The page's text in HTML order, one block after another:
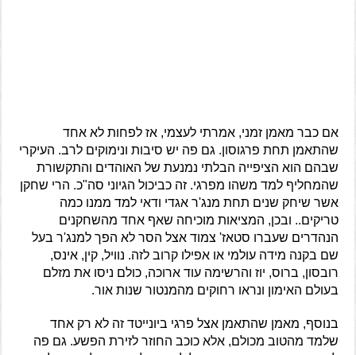
אם כבר מאמן זמני, אמרתי לעצמי, אז לפחות לא אחד
שהתאמן תחת פרגוסון. גם פה יש סיבות ונימוקים לרב. העיקרי
שבהם הוא הציפייה הבלתי נמנעת של האוהדים והתקשורת
שהמחליף למד משהו מפרגי. זה כביכול הגיוני סה"כ. הרי שחקן
אשר שיחק שנים תחת מנג'ר אגדי ודאי למד ממנו כמה
טריקים.. ובכן, המציאות מוכיחה שאף אחד מהשחקנים
הנהדרים שעברו סטאז' צמוד אצל הסר לא הפך למנג'ר בעל
שם בקנה מידה עולמי או אפילו קרוב לזה. נוויל, קין, אינס,
רובסון, ברוס, יוז והרשימה עוד ארוכה, כולם ניסו את מזלם
בעולם האימון ונראו רחוקים מהמנטור שנות אור.
בנוסף, מאמן שהתאמן אצל פרגי ביונייטד זה לא רק אחד
שלמד מהטוב מכולם, אלא כוכב החוזר לזירת הפשע. גם פה